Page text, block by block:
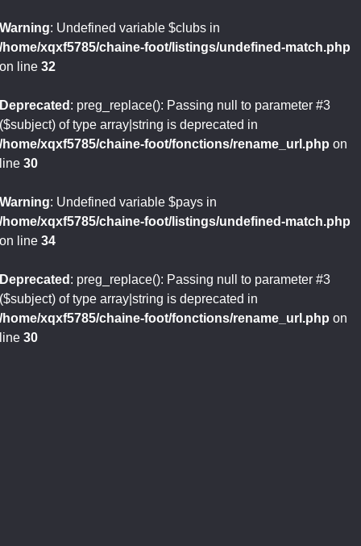
Warning: Undefined variable $clubs in
/home/xqxf5785/chaine-foot/listings/undefined-match.php
on line 32
Deprecated : preg_replace(): Passing null to parameter #3
($subject) of type array|string is deprecated in
/home/xqxf5785/chaine-foot/fonctions/rename_url.php on
line 30
Warning: Undefined variable $pays in
/home/xqxf5785/chaine-foot/listings/undefined-match.php
on line 34
Deprecated : preg_replace(): Passing null to parameter #3
($subject) of type array|string is deprecated in
/home/xqxf5785/chaine-foot/fonctions/rename_url.php on
line 30